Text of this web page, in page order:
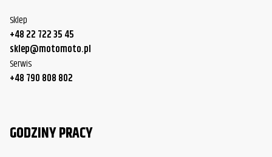
Sklep
+48 22 722 35 45
sklep@motomoto.pl
Serwis
+48 790 808 802
GODZINY PRACY